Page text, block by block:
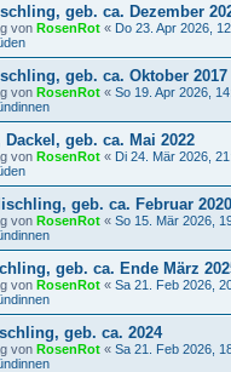
geb. ca. Dezember
von RosenRot « Do 23. Apr 2026,
geb. ca. Oktober 2017
von RosenRot « So 19. Apr 2026,
Dackel, geb. ca. Mai 2022
von RosenRot « Di 24. Mär 2026,
geb. ca. Februar 2020
von RosenRot « So 15. Mär 2026,
geb. ca. Ende März
von RosenRot « Sa 21. Feb 2026,
geb. ca. 2024
von RosenRot « Sa 21. Feb 2026,